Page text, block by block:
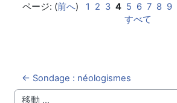
ページ: (前へ) 1 2 3 4 5 6 7 8 9
すべて
← Sondage : néologismes